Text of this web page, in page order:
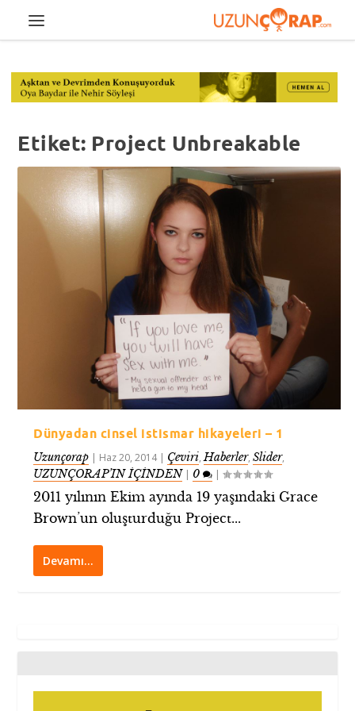
Etiket: Project Unbreakable
Dünyadan cinsel istismar hikayeleri – 1
Uzunçorap | Haz 20, 2014| Çeviri,Haberler,Slider,
UZUNÇORAP’IN İÇİNDEN| 0 |
2011 yılının Ekim ayında 19 yaşındaki Grace
Brown’un oluşturduğu Project...
Devamı…